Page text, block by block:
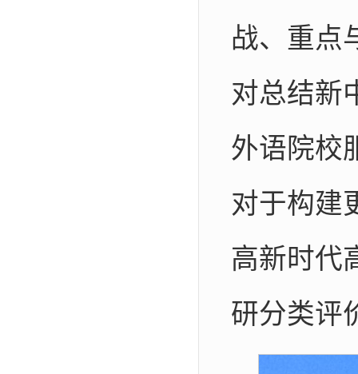
战、重点
对总结新
外语院校
对于构建
高新时代
研分类评